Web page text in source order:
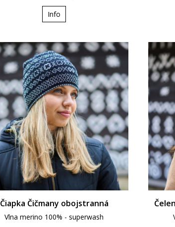
Info
Čiapka Čičmany obojstranná
Vlna merino 100% - superwash